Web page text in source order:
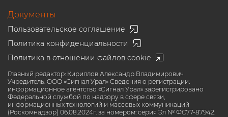
Документы
Пользовательское соглашение
Политика конфиденциальности
Политика в отношении файлов cookie
Главный редактор: Кириллов Александр Владимирович
Учредитель: ООО «Сигнал Урал» Сведения о регистрации:
информационное агентство «Сигнал Урал» зарегистрировано
Федеральной службой по надзору в сфере связи,
информационных технологий и массовых коммуникаций
(Роскомнадзор) 06.08.2024г. за номером: серия Эл № ФС77-87942.